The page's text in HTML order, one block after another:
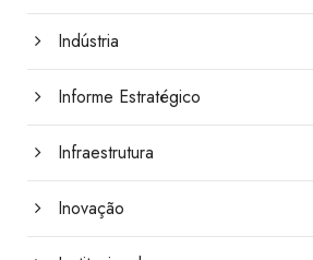
Indústria
Informe Estratégico
Infraestrutura
Inovação